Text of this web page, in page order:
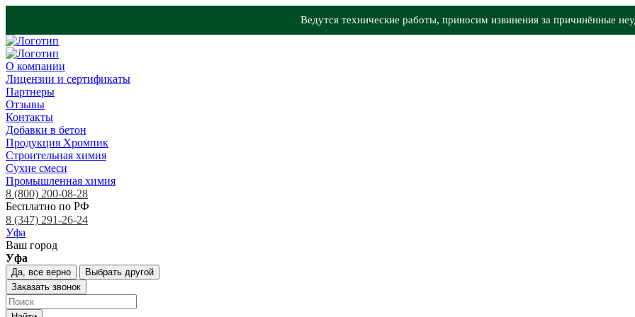
Ведутся технические работы, приносим извинения за причинённые
О компании
Лицензии и сертификаты
Партнеры
Отзывы
Контакты
Добавки в бетон
Продукция Хромпик
Строительная химия
Сухие смеси
Промышленная химия
8 (800) 200-08-28
Бесплатно по РФ
8 (347) 291-26-24
Уфа
Ваш город
Уфа
Да, все верно
Выбрать другой
Заказать звонок